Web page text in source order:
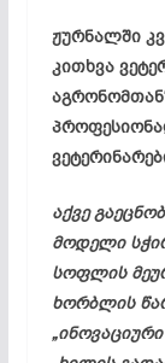
ჟურნალში
კითხვა
აქვე
მოდელი
სოფლის
ხორბლის